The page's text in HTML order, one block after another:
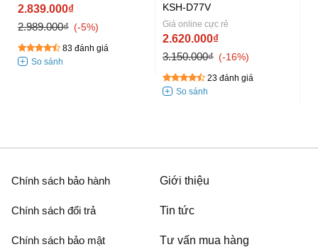
2.839.000₫
2.989.000₫
-5%
83 đánh giá
KSH-D77V
Giá online cực rẻ
2.620.000₫
3.150.000₫
-16%
23 đánh giá
Chính sách bảo hành
Chính sách đổi trả
Chính sách bảo mật
Giới thiệu
Tin tức
Tư vấn mua hàng